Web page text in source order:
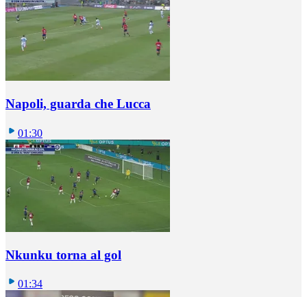
Napoli, guarda che Lucca
01:30
Nkunku torna al gol
01:34